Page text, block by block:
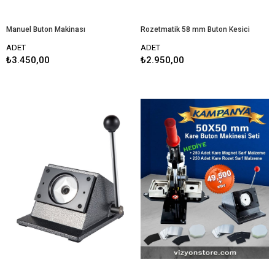
Manuel Buton Makinası
ADET
₺3.450,00
Rozetmatik 58 mm Buton Kesici
ADET
₺2.950,00